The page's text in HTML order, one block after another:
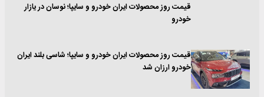
قیمت روز محصولات ایران خودرو و سایپا؛ نوسان در یازار
خودرو
قیمت روز محصولات ایران خودرو و سایپا؛ شاسی بلند ایران
خودرو ارزان شد